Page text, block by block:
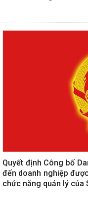
Quyết định Công bố
đến doanh nghiệp
chức năng quản lý của